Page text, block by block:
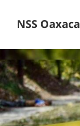
NSS Oaxaca